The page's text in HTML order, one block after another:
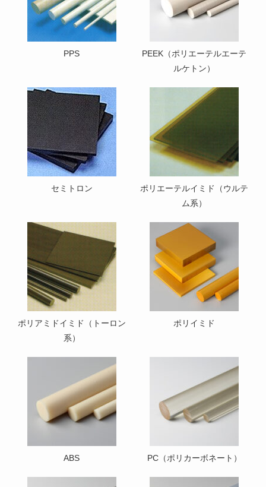
PPS
PEEK（ポリエーテルエーテ
ルケトン）
セミトロン
ポリエーテルイミド（ウルテ
ム系）
ポリアミドイミド（トーロン
系）
ポリイミド
ABS PC（ポリカーボネート）